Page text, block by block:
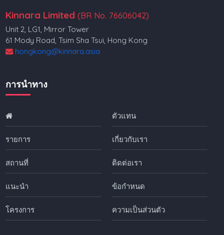
Kinnara Limited (BR No. 76606042)
Unit 2, LG1, Mirror Tower
61 Mody Road, Tsim Sha Tsui, Hong Kong
hongkong@kinnara.asia
การนำทาง
รายการ
สถานที่
แนะนำ
โครงการ
ตัวแทน
เกี่ยวกับเรา
ติดต่อเรา
ข้อกำหนด
ความเป็นส่วนตัว